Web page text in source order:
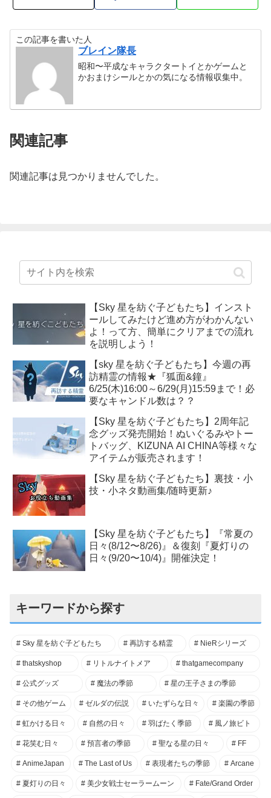
この記事を書いた人
ブレイン隊長
昭和〜平成なキャラクタートイとかゲームと
かおまけシールとかの気になる情報収集中。
関連記事
関連記事は見つかりませんでした。
【Sky 星を紡ぐ子どもたち】インスト
ールしてみたけど進め方がわかんない
よ！って方、簡単にクリアまでの流れ
を説明しよう！
【sky 星を紡ぐ子どもたち】今週の再
訪精霊の情報★『狐面&鐘』
6/25(木)16:00～6/29(月)15:59まで！必
要なキャンドル数は？？
【Sky 星を紡ぐ子どもたち】2周年記
念グッズ発売開始！ぬいぐるみやトー
トバッグ、KIZUNA AI CHINA等様々な
アイテムが販売されます！
【Sky 星を紡ぐ子どもたち】裏技・小
技・小ネタ動画集/随時更新♪
【Sky 星を紡ぐ子どもたち】『常夏の
日々(8/12〜8/26)』＆復刻『夏灯りの
日々(9/20〜10/4)』開催決定！
キーワードから探す
Sky 星を紡ぐ子どもたち 再訪する精霊 NieRシリーズ
thatskyshop リトルナイトメア thatgamecompany
公式グッズ 魔法の季節 星の王子さまの季節
その他ゲーム ゼルダの伝説 いたずらな日々 楽園の季節
虹かける日々 自然の日々 羽ばたく季節 風ノ旅ビト
花笑む日々 預言者の季節 聖なる星の日々 FF
AnimeJapan The Last of Us 表現者たちの季節 Arcane
夏灯りの日々 美少女戦士セーラームーン Fate/Grand Order